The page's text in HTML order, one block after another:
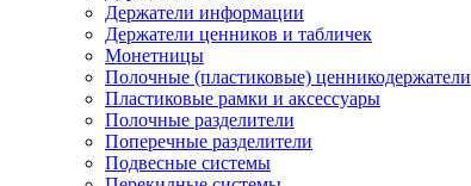
Держатели информации
Держатели ценников и табличек
Монетницы
Полочные (пластиковые) ценникодержатели
Пластиковые рамки и аксессуары
Полочные разделители
Поперечные разделители
Подвесные системы